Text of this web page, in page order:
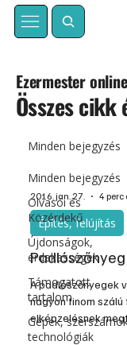
Összes cikk
Ezermester online
Minden bejegyzés
Olvasói és
Közérdekű
Újdonságok,
érdekességek
Támogatott
tartalom
Gépek,
technológiák
Minden bejegyzés
2016. jan. 27. 4 perc
Építés, felújítás
A padlószőnyegek
nagyon finom
elképzelésnek
padlószőnyeggel